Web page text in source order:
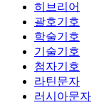
히브리어
괄호기호
학술기호
기술기호
첨자기호
라틴문자
러시아문자